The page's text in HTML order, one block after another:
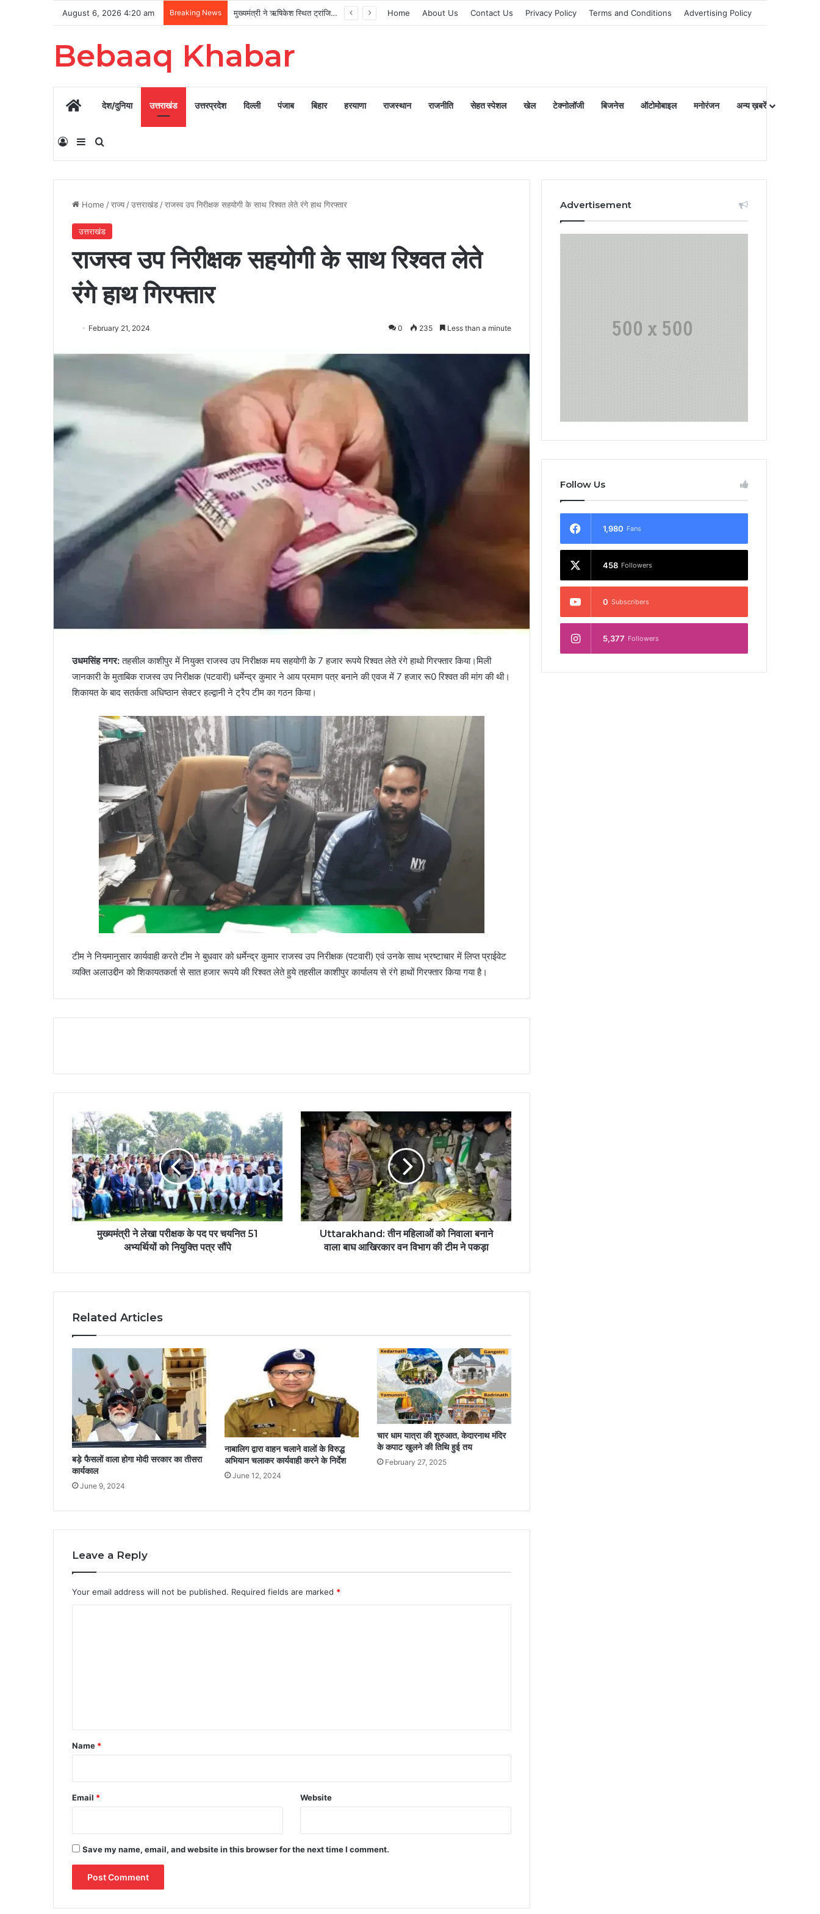
August 6, 2026 4:20 am Breaking News मुख्यमंत्री ने ऋषिकेश स्थित ट्रांजिट कैंप का किया औचक निरीक्षण Home About Us Contact Us Privacy Policy Terms and Conditions Advertising Policy
Bebaaq Khabar
Homeदेश/दुनिया उत्तराखंड उत्तरप्रदेश दिल्ली पंजाब बिहार हरयाणा राजस्थान राजनीति सेहत स्पेशल खेल टेक्नोलॉजी बिजनेस ऑटोमोबाइल मनोरंजन अन्य ख़बरें
Log InSidebarSearch for
Home /राज्य /उत्तराखंड /राजस्व उप निरीक्षक सहयोगी के साथ रिश्वत लेते रंगे हाथ गिरफ्तार
उत्तराखंड
राजस्व उप निरीक्षक सहयोगी के साथ रिश्वत लेते
रंगे हाथ गिरफ्तार
February 21, 2024 0 235 Less than a minute
उधमसिंह नगर:तहसील काशीपुर में नियुक्त राजस्व उप निरीक्षक मय सहयोगी के 7 हजार रूपये रिश्वत लेते रंगे हाथो गिरफ्तार किया।मिली
जानकारी के मुताबिक राजस्व उप निरीक्षक (पटवारी) धर्मेन्द्र कुमार ने आय प्रमाण पत्र बनाने की एवज में 7 हजार रू0 रिश्वत की मांग की थी।
शिकायत के बाद सतर्कता अधिष्ठान सेक्टर हल्द्वानी ने ट्रैप टीम का गठन किया।
टीम ने नियमानुसार कार्यवाही करते टीम ने बुधवार को धर्मेन्द्र कुमार राजस्व उप निरीक्षक (पटवारी) एवं उनके साथ भ्रष्टाचार में लिप्त प्राईवेट
व्यक्ति अलाउद्दीन को शिकायतकर्ता से सात हजार रूपये की रिश्वत लेते हुये तहसील काशीपुर कार्यालय से रंगे हाथों गिरफ्तार किया गया है।
मुख्यमंत्री ने लेखा परीक्षक के पद पर चयनित 51
अभ्यर्थियों को नियुक्ति पत्र सौंपे
Uttarakhand: तीन महिलाओं को निवाला बनाने
वाला बाघ आखिरकार वन विभाग की टीम ने पकड़ा
Related Articles
बड़े फैसलों वाला होगा मोदी सरकार का तीसरा
कार्यकाल
June 9, 2024
नाबालिग द्वारा वाहन चलाने वालों के विरुद्ध
अभियान चलाकर कार्यवाही करने के निर्देश
June 12, 2024
चार धाम यात्रा की शुरुआत, केदारनाथ मंदिर
के कपाट खुलने की तिथि हुई तय
February 27, 2025
Leave a Reply
Your email address will not be published. Required fields are marked *
*
Name *
Email * Website
Save my name, email, and website in this browser for the next time I comment.
Advertisement
Follow Us
1,980 Fans
458 Followers
0 Subscribers
5,377 Followers